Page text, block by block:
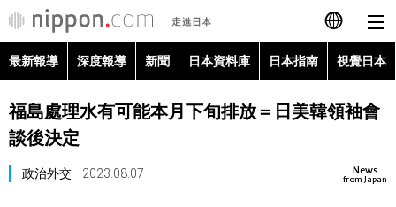
日本語
English
最新報導
最新報導 深度報導 新聞 日本資料庫 日本指南 視覺日本
福島處理水有可能本月下旬排放＝日美韓領袖會
談後決定
News
from Japan
政治外交 2023.08.07